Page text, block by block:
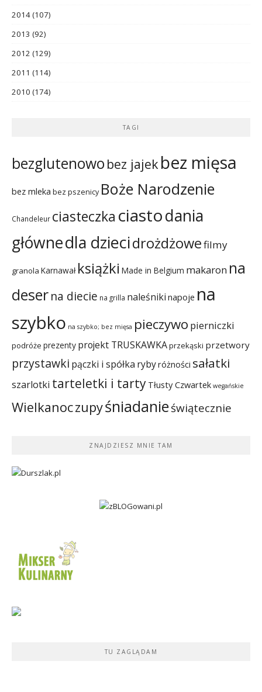
2014(107)
2013 (92)
2012 (129)
2011 (114)
2010 (174)
TAGI
bezglutenowo bez jajekbez mięsa
bez mleka bez pszenicy Boże Narodzenie
Chandeleur ciasteczka ciastodania
głównedla dziecidrożdżowefilmy
granola Karnawał książki Made in Belgium makaron na
deserna diecie na grilla naleśniki napoje na
szybko na szybko; bez mięsa pieczywo pierniczki
podróże prezenty projekt TRUSKAWKAprzekąski przetwory
przystawki pączki i spółka rybyróżności sałatki
szarlotki tarteletki i tarty Tłusty Czwartek wegańskie
Wielkanoczupyśniadanieświątecznie
ZNAJDZIESZ MNIE TAM
TU ZAGLĄDAM